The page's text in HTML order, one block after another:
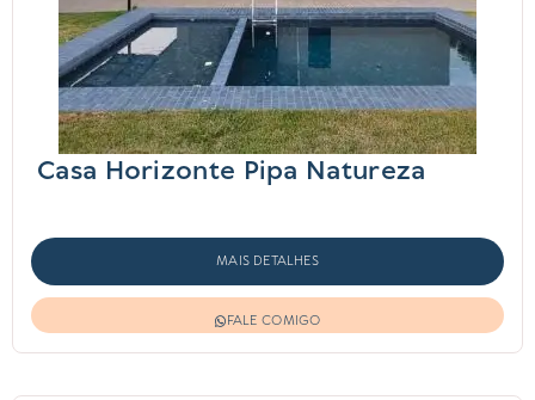
Casa Horizonte Pipa Natureza
MAIS DETALHES
FALE COMIGO